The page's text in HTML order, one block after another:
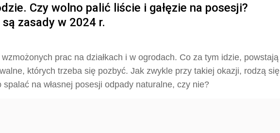
Czy wolno palić liście i gałęzie na posesji?
zasady w 2024 r.
wzmożonych prac na działkach i w ogrodach. Co za tym idzie, powstają
których trzeba się pozbyć. Jak zwykle przy takiej okazji, rodzą się
na własnej posesji odpady naturalne, czy nie?